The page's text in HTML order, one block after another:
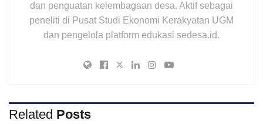
dan penguatan kelembagaan desa. Aktif sebagai
peneliti di Pusat Studi Ekonomi Kerakyatan UGM
dan pengelola platform edukasi sedesa.id.
Related Posts